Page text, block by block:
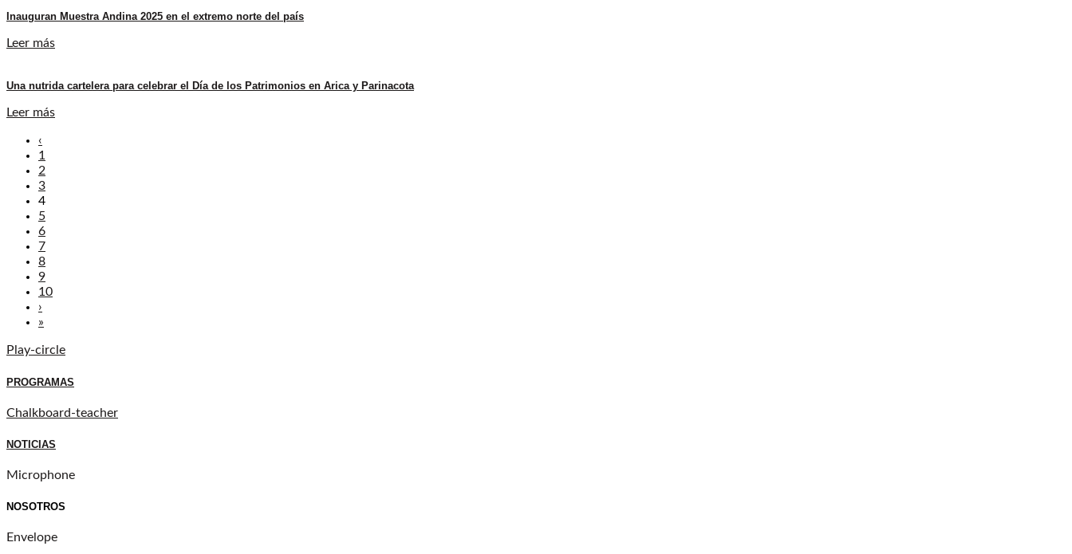
Inauguran Muestra Andina 2025 en el extremo norte del país
Leer más
Una nutrida cartelera para celebrar el Día de los Patrimonios en Arica y Parinacota
Leer más
‹
1
2
3
4
5
6
7
8
9
10
›
»
Play-circle
PROGRAMAS
Chalkboard-teacher
NOTICIAS
Microphone
NOSOTROS
Envelope